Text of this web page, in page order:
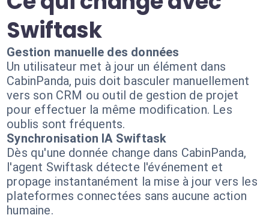
Swiftask
Gestion manuelle des données
Un utilisateur met à jour un élément dans
CabinPanda, puis doit basculer manuellement
vers son CRM ou outil de gestion de projet
pour effectuer la même modification. Les
oublis sont fréquents.
Synchronisation IA Swiftask
Dès qu'une donnée change dans CabinPanda,
l'agent Swiftask détecte l'événement et
propage instantanément la mise à jour vers les
plateformes connectées sans aucune action
humaine.